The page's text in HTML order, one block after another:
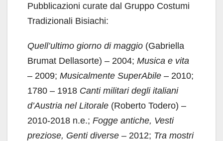
Pubblicazioni curate dal Gruppo Costumi
Tradizionali Bisiachi:
Quell’ultimo giorno di maggio (Gabriella
Brumat Dellasorte) – 2004; Musica e vita
– 2009; Musicalmente SuperAbile – 2010;
1780 – 1918 Canti militari degli italiani
d’Austria nel Litorale (Roberto Todero) –
2010-2018 n.e.; Fogge antiche, Vesti
preziose, Genti diverse – 2012; Tra mostri